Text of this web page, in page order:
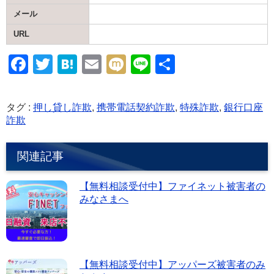
メール
URL
F
c
b
o
o
k
T
tt
H
e
a
E
ail
M Li
e
タグ : 押し貸し詐欺, 携帯電話契約詐欺, 特殊詐欺, 銀行口座
詐欺
関連記事
【無料相談受付中】ファイネット被害者の
みなさまへ
【無料相談受付中】アッパーズ被害者のみ